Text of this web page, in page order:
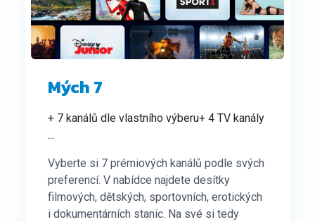
Mých 7
+ 7 kanálů dle vlastního výberu+ 4 TV kanály
...
Vyberte si 7 prémiových kanálů podle svých
preferencí. V nabídce najdete desítky
filmových, dětských, sportovních, erotických
i dokumentárních stanic. Na své si tedy